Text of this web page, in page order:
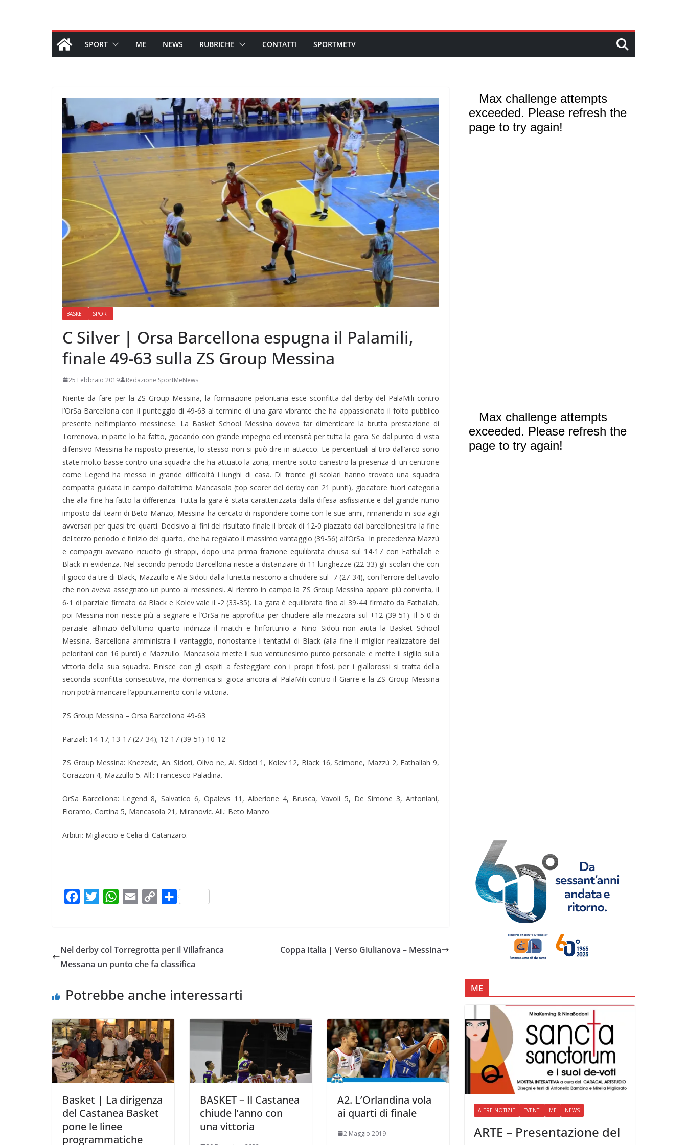
SPORT ME NEWS RUBRICHE CONTATTI SPORTMETV
BASKET SPORT
C Silver | Orsa Barcellona espugna il Palamili,
finale 49-63 sulla ZS Group Messina
25 Febbraio 2019 Redazione SportMeNews
Niente da fare per la ZS Group Messina, la formazione peloritana esce sconfitta dal derby del PalaMili contro
l’OrSa Barcellona con il punteggio di 49-63 al termine di una gara vibrante che ha appassionato il folto pubblico
presente nell’impianto messinese. La Basket School Messina doveva far dimenticare la brutta prestazione di
Torrenova, in parte lo ha fatto, giocando con grande impegno ed intensità per tutta la gara. Se dal punto di vista
difensivo Messina ha risposto presente, lo stesso non si può dire in attacco. Le percentuali al tiro dall’arco sono
state molto basse contro una squadra che ha attuato la zona, mentre sotto canestro la presenza di un centrone
come Legend ha messo in grande difficoltà i lunghi di casa. Di fronte gli scolari hanno trovato una squadra
compatta guidata in campo dall’ottimo Mancasola (top scorer del derby con 21 punti), giocatore fuori categoria
che alla fine ha fatto la differenza. Tutta la gara è stata caratterizzata dalla difesa asfissiante e dal grande ritmo
imposto dal team di Beto Manzo, Messina ha cercato di rispondere come con le sue armi, rimanendo in scia agli
avversari per quasi tre quarti. Decisivo ai fini del risultato finale il break di 12-0 piazzato dai barcellonesi tra la fine
del terzo periodo e l’inizio del quarto, che ha regalato il massimo vantaggio (39-56) all’OrSa. In precedenza Mazzù
e compagni avevano ricucito gli strappi, dopo una prima frazione equilibrata chiusa sul 14-17 con Fathallah e
Black in evidenza. Nel secondo periodo Barcellona riesce a distanziare di 11 lunghezze (22-33) gli scolari che con
il gioco da tre di Black, Mazzullo e Ale Sidoti dalla lunetta riescono a chiudere sul -7 (27-34), con l’errore del tavolo
che non aveva assegnato un punto ai messinesi. Al rientro in campo la ZS Group Messina appare più convinta, il
6-1 di parziale firmato da Black e Kolev vale il -2 (33-35). La gara è equilibrata fino al 39-44 firmato da Fathallah,
poi Messina non riesce più a segnare e l’OrSa ne approfitta per chiudere alla mezzora sul +12 (39-51). Il 5-0 di
parziale all’inizio dell’ultimo quarto indirizza il match e l’infortunio a Nino Sidoti non aiuta la Basket School
Messina. Barcellona amministra il vantaggio, nonostante i tentativi di Black (alla fine il miglior realizzatore dei
peloritani con 16 punti) e Mazzullo. Mancasola mette il suo ventunesimo punto personale e mette il sigillo sulla
vittoria della sua squadra. Finisce con gli ospiti a festeggiare con i propri tifosi, per i giallorossi si tratta della
seconda sconfitta consecutiva, ma domenica si gioca ancora al PalaMili contro il Giarre e la ZS Group Messina
non potrà mancare l’appuntamento con la vittoria.
ZS Group Messina – Orsa Barcellona 49-63
Parziali: 14-17; 13-17 (27-34); 12-17 (39-51) 10-12
ZS Group Messina: Knezevic, An. Sidoti, Olivo ne, Al. Sidoti 1, Kolev 12, Black 16, Scimone, Mazzù 2, Fathallah 9,
Corazzon 4, Mazzullo 5. All.: Francesco Paladina.
OrSa Barcellona: Legend 8, Salvatico 6, Opalevs 11, Alberione 4, Brusca, Vavoli 5, De Simone 3, Antoniani,
Floramo, Cortina 5, Mancasola 21, Miranovic. All.: Beto Manzo
Arbitri: Migliaccio e Celia di Catanzaro.
o
r
W
l
C
Nel derby col Torregrotta per il Villafranca
Messana un punto che fa classifica
Coppa Italia | Verso Giulianova – Messina
Potrebbe anche interessarti
Basket | La dirigenza
del Castanea Basket
pone le linee
programmatiche
BASKET – Il Castanea
chiude l’anno con
una vittoria
A2. L’Orlandina vola
ai quarti di finale
2 Maggio 2019
ME
ALTRE NOTIZIE EVENTI ME NEWS
ARTE – Presentazione del